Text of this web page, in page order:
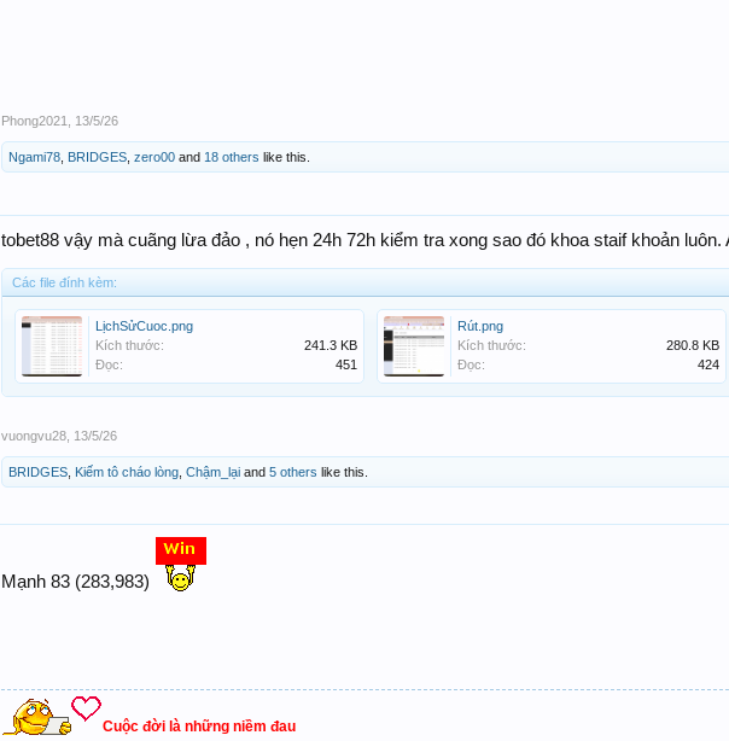
Phong2021 13/5/26
Ngami78 BRIDGES zero00 and 18 others like this.
tobet88 vậy mà cuãng lừa đảo , nó hẹn 24h 72h kiểm tra xong sao đó khoa staif khoản luôn.
Các file đính kèm:
LịchSửCuoc.png
Kích thước:
241.3 KB
Đọc:
451
Rút.png
Kích thước:
280.8 KB
Đọc:
424
vuongvu28 13/5/26
BRIDGES Kiếm tô cháo lòng Chậm_lại and 5 others like this.
Mạnh 83 (283,983)
Cuộc đời là những niềm đau